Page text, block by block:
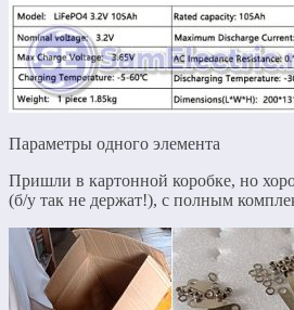
Параметры одного элемента
Пришли в картонной коробке, но
(б/у так не держат!), с полным